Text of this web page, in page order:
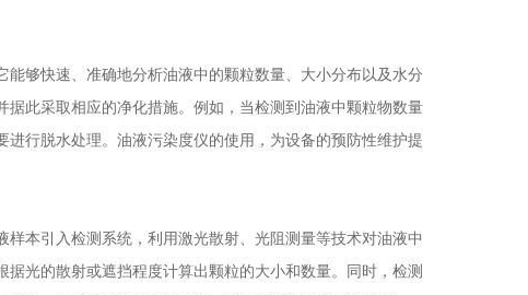
够快速、准确地分析油液中的颗粒数量、大小分布以及水分
此采取相应的净化措施。例如，当检测到油液中颗粒物数量
行脱水处理。油液污染度仪的使用，为设备的预防性维护提
本引入检测系统，利用激光散射、光阻测量等技术对油液中
光的散射或遮挡程度计算出颗粒的大小和数量。同时，检测